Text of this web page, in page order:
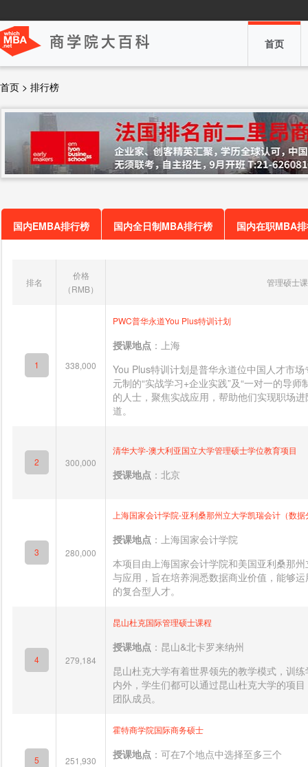
首页
首页 > 排行榜
国内EMBA排行榜 国内全日制MBA排行榜 国内在职MBA
排名
价格
（RMB）
管理硕士
1 338,000
PWC普华永道You Plus特训计划
授课地点 ：上海
You Plus特训计划是普华永道位中国人才市
元制的“实战学习+企业实践”及“一对一的导
的人士，聚焦实战应用，帮助他们实现职场
道。
2 300,000
清华大学-澳大利亚国立大学管理硕士学位教育项目
授课地点 ：北京
3 280,000
上海国家会计学院-亚利桑那州立大学凯瑞会计（数
授课地点 ：上海国家会计学院
本项目由上海国家会计学院和美国亚利桑那
与应用，旨在培养洞悉数据商业价值，能够
的复合型人才。
4 279,184
昆山杜克国际管理硕士课程
授课地点 ：昆山&北卡罗来纳州
昆山杜克大学有着世界领先的教学模式，训
内外，学生们都可以通过昆山杜克大学的项
团队成员。
5 251,930
霍特商学院国际商务硕士
授课地点 ：可在7个地点中选择至多三个